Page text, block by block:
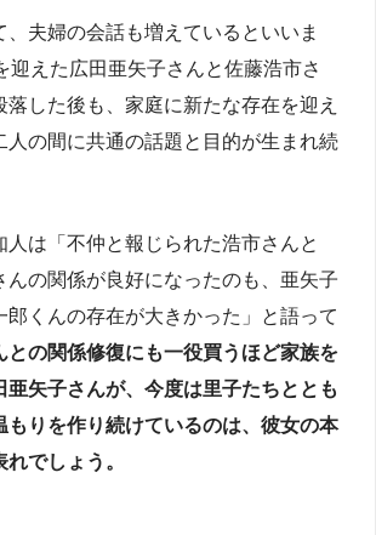
、夫婦の会話も増えているといいま
迎えた広田亜矢子さんと佐藤浩市さ
落した後も、家庭に新たな存在を迎え
人の間に共通の話題と目的が生まれ続
人は「不仲と報じられた浩市さんと
んの関係が良好になったのも、亜矢子
郎くんの存在が大きかった」と語って
との関係修復にも一役買うほど家族を
亜矢子さんが、今度は里子たちととも
もりを作り続けているのは、彼女の本
でしょう。